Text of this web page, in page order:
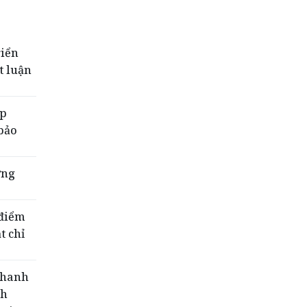
luận
chỉ